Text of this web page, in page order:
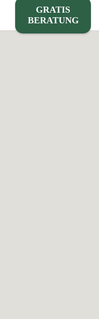
GRATIS
BERATUNG